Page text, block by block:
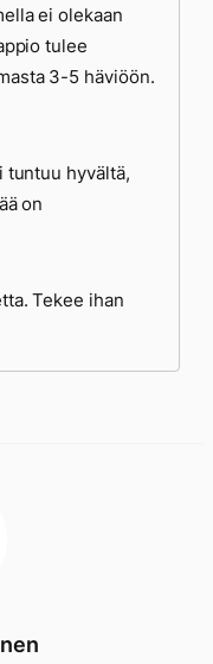
ei olekaan
tulee
3-5 häviöön.
tuntuu hyvältä,
on
Tekee ihan